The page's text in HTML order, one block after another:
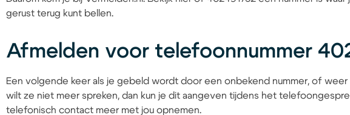
gerust terug kunt bellen.
Afmelden voor telefoonnummer
Een volgende keer als je gebeld wordt door een onbekend nummer, of weer
wilt ze niet meer spreken, dan kun je dit aangeven tijdens het
telefonisch contact meer met jou opnemen.